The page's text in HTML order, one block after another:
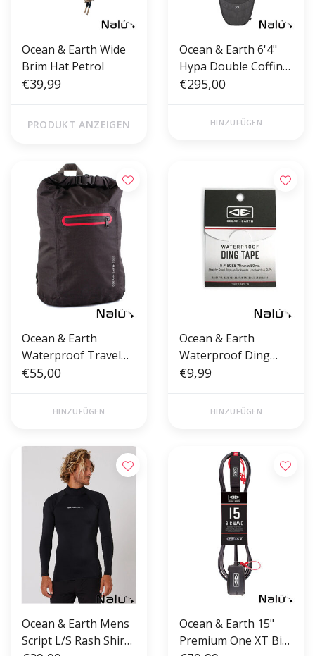
Ocean & Earth Wide
Brim Hat Petrol
€39,99
PRODUKT ANZEIGEN
Ocean & Earth 6'4"
Hypa Double Coffin
Fish Shortboard Bag
€295,00
HINZUFÜGEN
Ocean & Earth
Waterproof Travel
Lite Backpack 30L
€55,00
HINZUFÜGEN
Ocean & Earth
Waterproof Ding
Tape
€9,99
HINZUFÜGEN
Ocean & Earth Mens
Script L/S Rash Shirt
Ocean & Earth 15"
Premium One XT Big